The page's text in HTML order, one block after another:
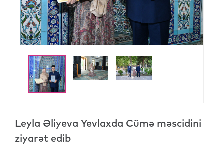
Leyla Əliyeva Yevlaxda Cümə məscidini
ziyarət edib